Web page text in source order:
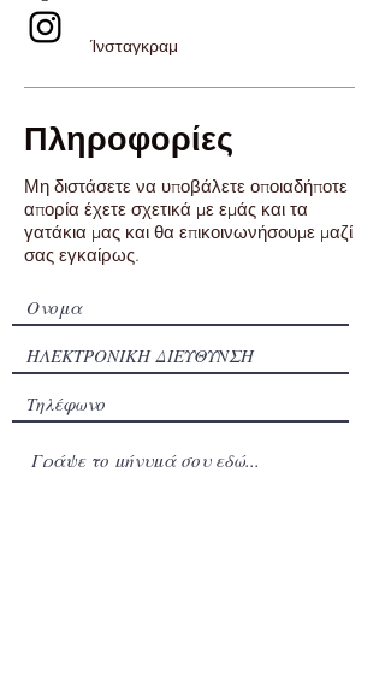
Ίνσταγκραμ
Πληροφορίες
Μη διστάσετε να υποβάλετε οποιαδήποτε
απορία έχετε σχετικά με εμάς και τα
γατάκια μας και θα επικοινωνήσουμε μαζί
σας εγκαίρως.